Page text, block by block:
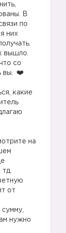
В
по
них
вышло.
со
вы.
какие
на
от
нужно